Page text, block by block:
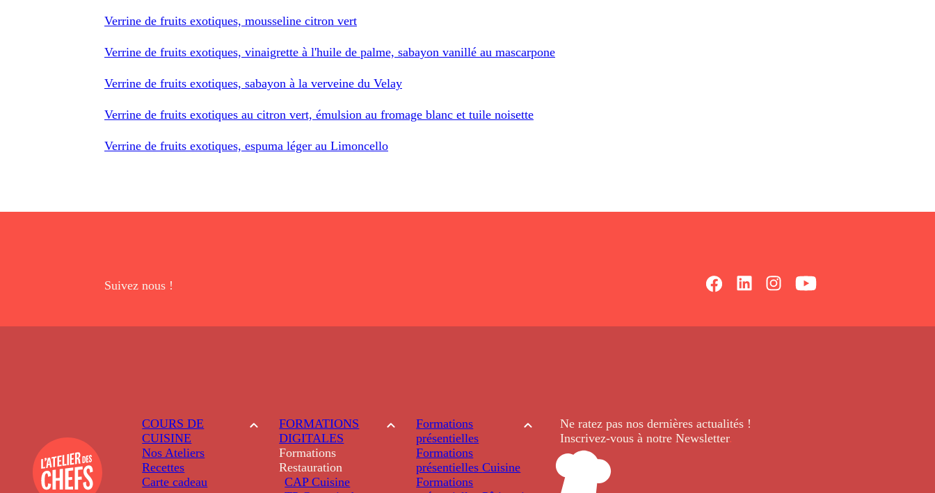
Verrine de fruits exotiques, mousseline citron vert
Verrine de fruits exotiques, vinaigrette à l'huile de palme, sabayon vanillé au mascarpone
Verrine de fruits exotiques, sabayon à la verveine du Velay
Verrine de fruits exotiques au citron vert, émulsion au fromage blanc et tuile noisette
Verrine de fruits exotiques, espuma léger au Limoncello
Suivez nous !
COURS DE
CUISINE
Nos Ateliers
Recettes
Carte cadeau
FORMATIONS
DIGITALES
Formations
Restauration
CAP Cuisine
Formations
présentielles
Formations
présentielles Cuisine
Formations
Ne ratez pas nos dernièresactualités !
Inscrivez-vous à notre Newsletter.